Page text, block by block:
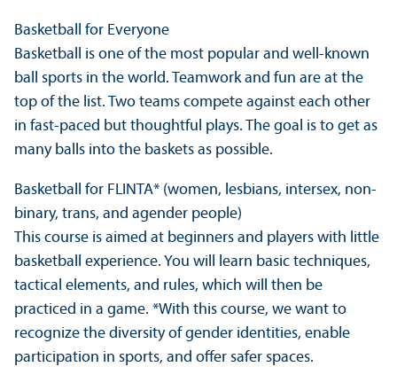
Basketball for Everyone
Basketball is one of the most popular and well-known
ball sports in the world. Teamwork and fun are at the
top of the list. Two teams compete against each other
in fast-paced but thoughtful plays. The goal is to get as
many balls into the baskets as possible.
Basketball for FLINTA* (women, lesbians, intersex, non-
binary, trans, and agender people)
This course is aimed at beginners and players with little
basketball experience. You will learn basic techniques,
tactical elements, and rules, which will then be
practiced in a game. *With this course, we want to
recognize the diversity of gender identities, enable
participation in sports, and offer safer spaces.